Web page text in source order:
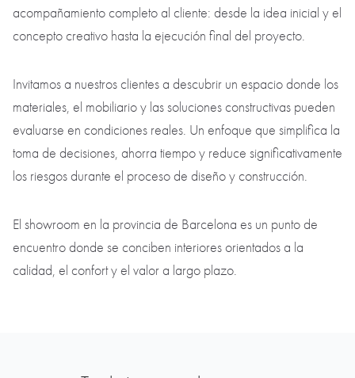
acompañamiento completo al cliente: desde la idea inicial y el
concepto creativo hasta la ejecución final del proyecto.
Invitamos a nuestros clientes a descubrir un espacio donde los
materiales, el mobiliario y las soluciones constructivas pueden
evaluarse en condiciones reales. Un enfoque que simplifica la
toma de decisiones, ahorra tiempo y reduce significativamente
los riesgos durante el proceso de diseño y construcción.
El showroom en la provincia de Barcelona es un punto de
encuentro donde se conciben interiores orientados a la
calidad, el confort y el valor a largo plazo.